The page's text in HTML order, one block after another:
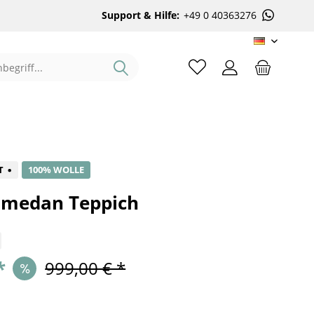
Support & Hilfe: +49 0 40363276
DE
100% WOLLE
Teppich
999,00 € *